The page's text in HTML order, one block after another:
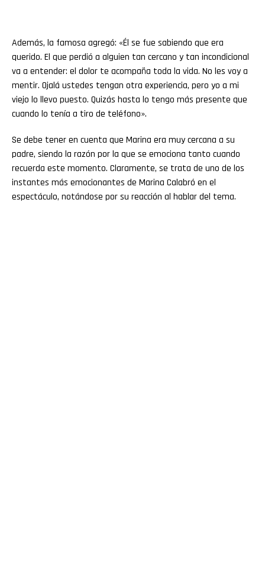
Además, la famosa agregó: «Él se fue sabiendo que era
querido. El que perdió a alguien tan cercano y tan incondicional
va a entender: el dolor te acompaña toda la vida. No les voy a
mentir. Ojalá ustedes tengan otra experiencia, pero yo a mi
viejo lo llevo puesto. Quizás hasta lo tengo más presente que
cuando lo tenía a tiro de teléfono».
Se debe tener en cuenta que Marina era muy cercana a su
padre, siendo la razón por la que se emociona tanto cuando
recuerda este momento. Claramente, se trata de uno de los
instantes más emocionantes de Marina Calabró en el
espectáculo, notándose por su reacción al hablar del tema.